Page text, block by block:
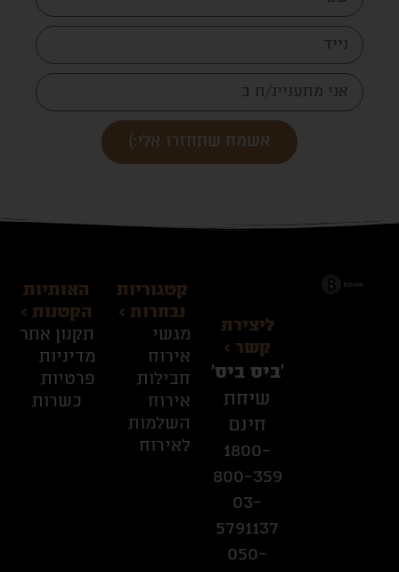
אשמח שתחזרו אלי:)
ליצירת
קשר >
׳ביס ביס׳
שיחת
חינם
1800-
800-359
03-
5791137
050-
קטגוריות
נבחרות >
מגשי
אירוח
חבילות
אירוח
השלמות
לאירוח
האותיות
הקטנות >
תקנון אתר
מדיניות
פרטיות
כשרות